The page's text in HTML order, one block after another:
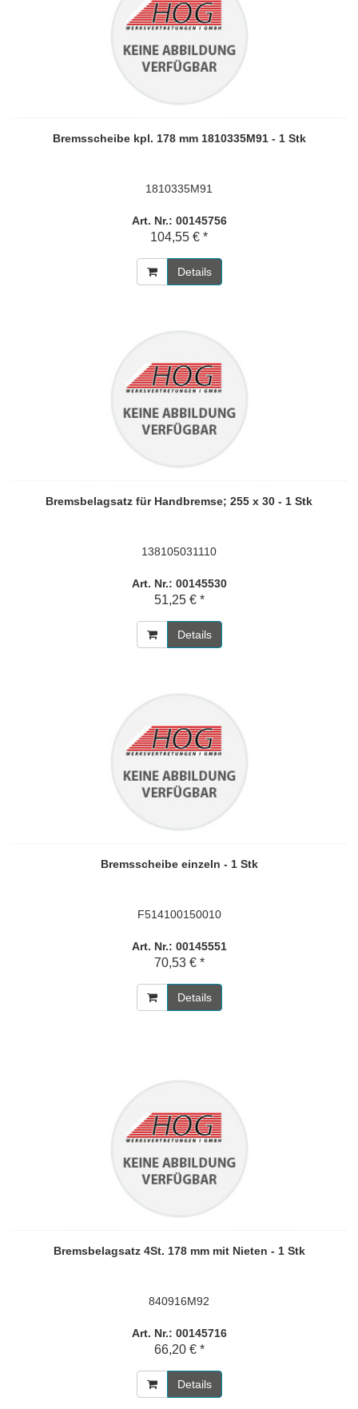
Bremsscheibe kpl. 178 mm 1810335M91 - 1 Stk
1810335M91
Art. Nr.: 00145756
104,55 € *
Details
Bremsbelagsatz für Handbremse; 255 x 30 - 1 Stk
138105031110
Art. Nr.: 00145530
51,25 € *
Details
Bremsscheibe einzeln - 1 Stk
F514100150010
Art. Nr.: 00145551
70,53 € *
Details
Bremsbelagsatz 4St. 178 mm mit Nieten - 1 Stk
840916M92
Art. Nr.: 00145716
66,20 € *
Details